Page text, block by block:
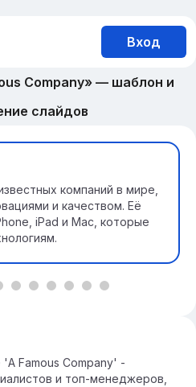
Вход
Company» — шаблон и
слайдов
компаний в мире,
и качеством. Её
iPad и Mac, которые
Famous Company' -
и топ-менеджеров,